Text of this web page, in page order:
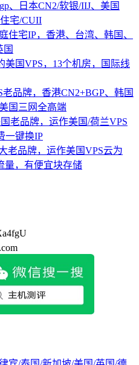
、日本CN2/软银/IIJ、美国
宅/CUII
住宅IP，香港、台湾、韩国、
国
美国VPS，13个机房，国际线
老品牌，香港CN2+BGP、韩国
国三网全高端
老品牌，运作美国/荷兰VPS
一键换IP
老品牌，运作美国VPS云为
量，有便宜块存储